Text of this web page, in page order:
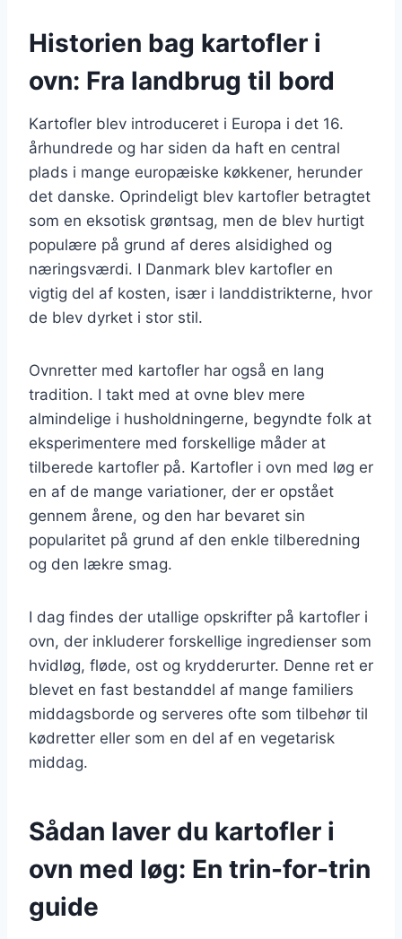
Historien bag kartofler i
ovn: Fra landbrug til bord
Kartofler blev introduceret i Europa i det 16.
århundrede og har siden da haft en central
plads i mange europæiske køkkener, herunder
det danske. Oprindeligt blev kartofler betragtet
som en eksotisk grøntsag, men de blev hurtigt
populære på grund af deres alsidighed og
næringsværdi. I Danmark blev kartofler en
vigtig del af kosten, især i landdistrikterne, hvor
de blev dyrket i stor stil.
Ovnretter med kartofler har også en lang
tradition. I takt med at ovne blev mere
almindelige i husholdningerne, begyndte folk at
eksperimentere med forskellige måder at
tilberede kartofler på. Kartofler i ovn med løg er
en af de mange variationer, der er opstået
gennem årene, og den har bevaret sin
popularitet på grund af den enkle tilberedning
og den lækre smag.
I dag findes der utallige opskrifter på kartofler i
ovn, der inkluderer forskellige ingredienser som
hvidløg, fløde, ost og krydderurter. Denne ret er
blevet en fast bestanddel af mange familiers
middagsborde og serveres ofte som tilbehør til
kødretter eller som en del af en vegetarisk
middag.
Sådan laver du kartofler i
ovn med løg: En trin-for-trin
guide